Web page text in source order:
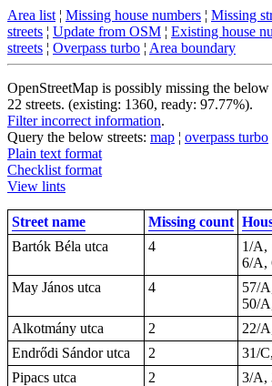
Area list ¦ Missing house numbers ¦ Missing
streets ¦ Update from OSM ¦ Existing house
streets ¦ Overpass turbo ¦ Area boundary
OpenStreetMap is possibly missing the
22 streets. (existing: 1360, ready: 97.77%).
Filter incorrect information.
Query the below streets: map ¦ overpass turbo
Plain text format
Checklist format
View lints
Street name Missing count
Bartók Béla utca
4
1/A,
6/A,
May János utca
4
57/
50/
Alkotmány utca
2
22/
Endrődi Sándor utca
2
31/
Pipacs utca
2
3/A,